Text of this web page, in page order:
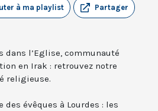
Partager
à ma playlist
dans l’Eglise, communauté
en Irak : retrouvez notre
religieuse.
des évêques à Lourdes : les